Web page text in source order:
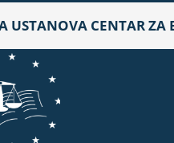
USTANOVA CENTAR ZA